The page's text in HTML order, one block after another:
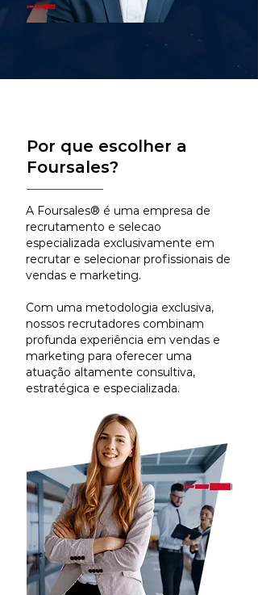
Por que escolher a
Foursales?
A Foursales® é uma empresa de
recrutamento e selecao
especializada exclusivamente em
recrutar e selecionar profissionais de
vendas e marketing.
Com uma metodologia exclusiva,
nossos recrutadores combinam
profunda experiência em vendas e
marketing para oferecer uma
atuação altamente consultiva,
estratégica e especializada.